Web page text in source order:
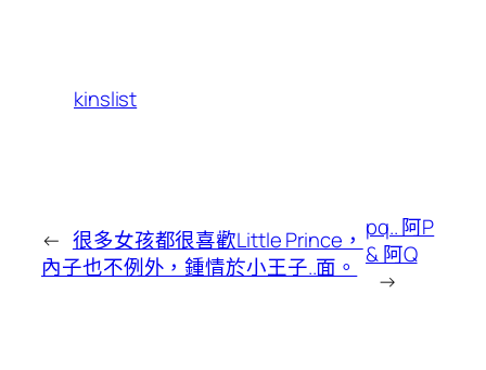
kinslist
← 很多女孩都很喜歡Little Prince，
內子也不例外，鍾情於小王子..面。
pq.. 阿P
& 阿Q
→